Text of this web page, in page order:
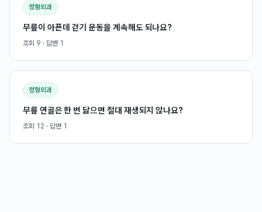
정형외과
무릎이 아픈데 걷기 운동을 계속해도 되나요?
조회 9 · 답변 1
정형외과
무릎 연골은 한 번 닳으면 절대 재생되지 않나요?
조회 12 · 답변 1